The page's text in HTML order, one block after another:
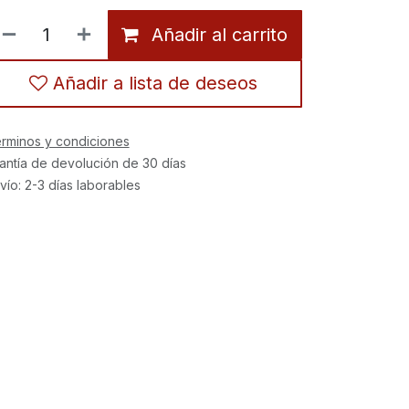
Añadir al carrito
Añadir a lista de deseos
y condiciones
de devolución de 30 días
2-3 días laborables